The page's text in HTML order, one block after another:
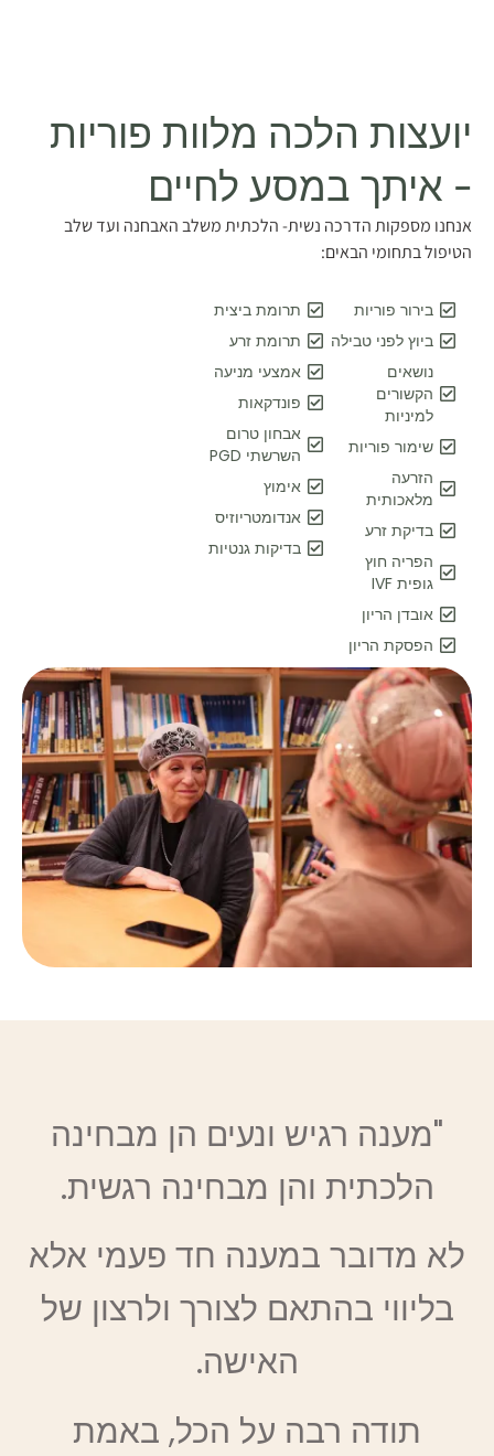
יועצות הלכה מלוות פוריות
- איתך במסע לחיים
אנחנו מספקות הדרכה נשית- הלכתית משלב האבחנה ועד שלב
הטיפול בתחומי הבאים:
בירור פוריות
ביוץ לפני טבילה
נושאים
הקשורים
למיניות
שימור פוריות
הזרעה
מלאכותית
בדיקת זרע
הפריה חוץ
גופית IVF
אובדן הריון
הפסקת הריון
תרומת ביצית
תרומת זרע
אמצעי מניעה
פונדקאות
אבחון טרום
השרשתי PGD
אימוץ
אנדומטריוזיס
בדיקות גנטיות
"מענה רגיש ונעים הן מבחינה
הלכתית והן מבחינה רגשית.
לא מדובר במענה חד פעמי אלא
בליווי בהתאם לצורך ולרצון של
האישה.
תודה רבה על הכל, באמת